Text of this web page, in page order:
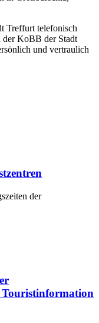
Treffurt telefonisch
der KoBB der Stadt
und vertraulich
der